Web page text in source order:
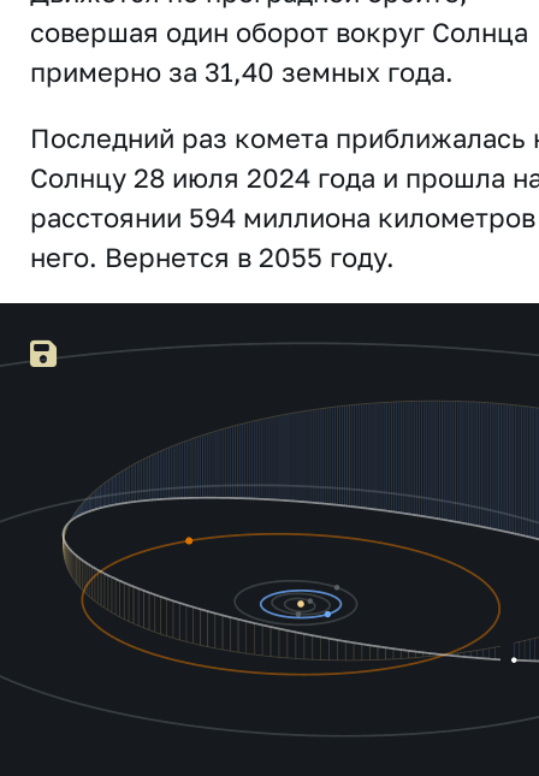
совершая один оборот вокруг Солнца
примерно за 31,40 земных года.
Последний раз комета приближалась
Солнцу 28 июля 2024 года и прошла
расстоянии 594 миллиона
него. Вернется в 2055 году.